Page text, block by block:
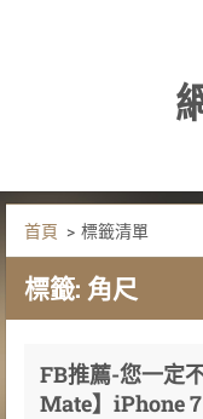
首頁 > 標籤清單
標籤: 角尺
FB推薦-您一定
Mate】iPhone